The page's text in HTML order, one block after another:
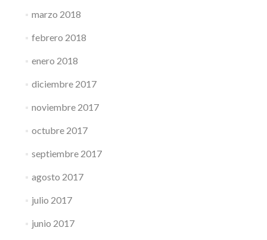
marzo 2018
febrero 2018
enero 2018
diciembre 2017
noviembre 2017
octubre 2017
septiembre 2017
agosto 2017
julio 2017
junio 2017